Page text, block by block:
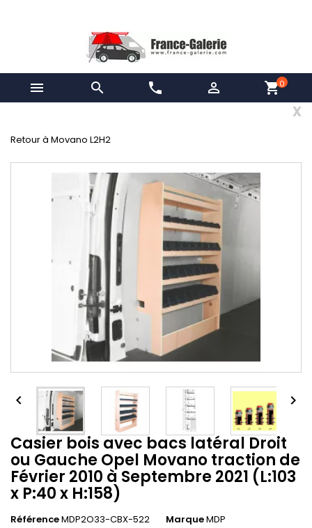
  phone  shopping_cart0
x
Retour à Movano L2H2
 
Casier bois avec bacs latéral Droit
ou Gauche Opel Movano traction de
Février 2010 à Septembre 2021 (L:103
x P:40 x H:158)
RéférenceMDP2O33-CBX-522 MarqueMDP